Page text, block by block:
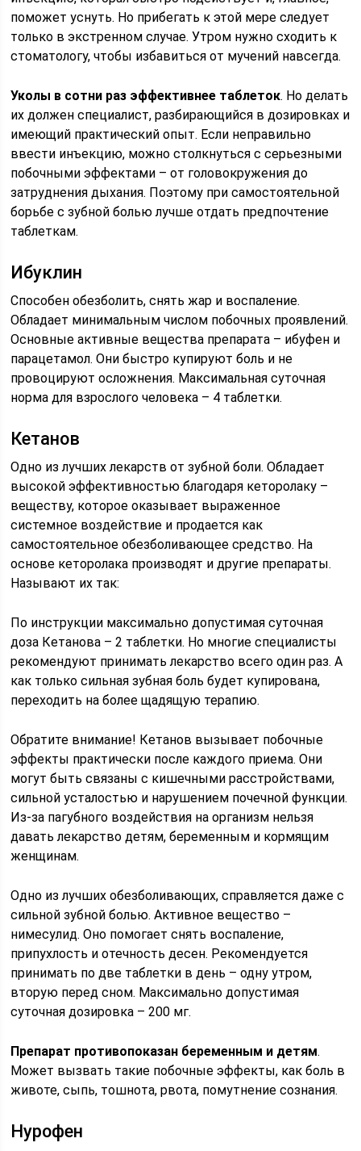
поможет уснуть. Но прибегать к этой мере следует
только в экстренном случае. Утром нужно сходить к
стоматологу, чтобы избавиться от мучений навсегда.
Уколы в сотни раз эффективнее таблеток. Но делать
их должен специалист, разбирающийся в дозировках и
имеющий практический опыт. Если неправильно
ввести инъекцию, можно столкнуться с серьезными
побочными эффектами – от головокружения до
затруднения дыхания. Поэтому при самостоятельной
борьбе с зубной болью лучше отдать предпочтение
таблеткам.
Ибуклин
Способен обезболить, снять жар и воспаление.
Обладает минимальным числом побочных проявлений.
Основные активные вещества препарата – ибуфен и
парацетамол. Они быстро купируют боль и не
провоцируют осложнения. Максимальная суточная
норма для взрослого человека – 4 таблетки.
Кетанов
Одно из лучших лекарств от зубной боли. Обладает
высокой эффективностью благодаря кеторолаку –
веществу, которое оказывает выраженное
системное воздействие и продается как
самостоятельное обезболивающее средство. На
основе кеторолака производят и другие препараты.
Называют их так:
По инструкции максимально допустимая суточная
доза Кетанова – 2 таблетки. Но многие специалисты
рекомендуют принимать лекарство всего один раз. А
как только сильная зубная боль будет купирована,
переходить на более щадящую терапию.
Обратите внимание! Кетанов вызывает побочные
эффекты практически после каждого приема. Они
могут быть связаны с кишечными расстройствами,
сильной усталостью и нарушением почечной функции.
Из-за пагубного воздействия на организм нельзя
давать лекарство детям, беременным и кормящим
женщинам.
Одно из лучших обезболивающих, справляется даже с
сильной зубной болью. Активное вещество –
нимесулид. Оно помогает снять воспаление,
припухлость и отечность десен. Рекомендуется
принимать по две таблетки в день – одну утром,
вторую перед сном. Максимально допустимая
суточная дозировка – 200 мг.
Препарат противопоказан беременным и детям.
Может вызвать такие побочные эффекты, как боль в
животе, сыпь, тошнота, рвота, помутнение сознания.
Нурофен